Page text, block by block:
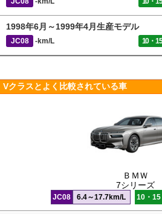
1998年6月～1999年4月生産モデル
JC08 -km/L 10・15
Vクラスとよく比較されている車
ＢＭＷ
7シリーズ
JC08 6.4～17.7km/L 10・15